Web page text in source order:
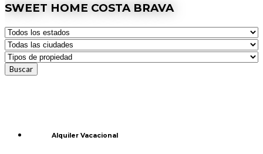
SWEET HOME COSTA BRAVA
Alquiler Vacacional